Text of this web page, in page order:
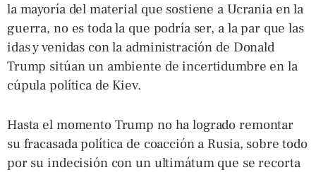
la mayoría del material que sostiene a Ucrania en la
guerra, no es toda la que podría ser, a la par que las
idas y venidas con la administración de Donald
Trump sitúan un ambiente de incertidumbre en la
cúpula política de Kiev.
Hasta el momento Trump no ha logrado remontar
su fracasada política de coacción a Rusia, sobre todo
por su indecisión con un ultimátum que se recorta